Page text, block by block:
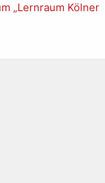
„Lernraum Kölner